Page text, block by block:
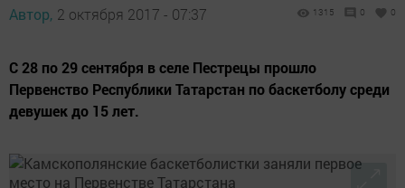
Автор, 2 октября 2017 - 07:37 1315 0 0
С 28 по 29 сентября в селе Пестрецы прошло
Первенство Республики Татарстан по баскетболу среди
девушек до 15 лет.